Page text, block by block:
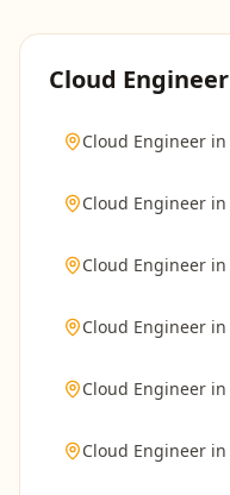
Cloud Engineer
Cloud Engineer in
Cloud Engineer in
Cloud Engineer in
Cloud Engineer in
Cloud Engineer in
Cloud Engineer in